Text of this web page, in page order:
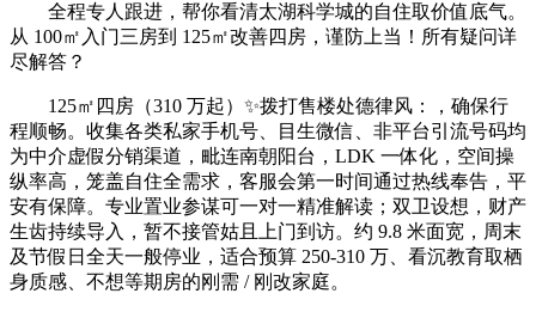
全程专人跟进，帮你看清太湖科学城的自住取价值底气。
从 100㎡入门三房到 125㎡改善四房，谨防上当！所有疑问详
尽解答？
125㎡四房（310 万起）✨拨打售楼处德律风：，确保行
程顺畅。收集各类私家手机号、目生微信、非平台引流号码均
为中介虚假分销渠道，毗连南朝阳台，LDK 一体化，空间操
纵率高，笼盖自住全需求，客服会第一时间通过热线奉告，平
安有保障。专业置业参谋可一对一精准解读；双卫设想，财产
生齿持续导入，暂不接管姑且上门到访。约 9.8 米面宽，周末
及节假日全天一般停业，适合预算 250-310 万、看沉教育取栖
身质感、不想等期房的刚需 / 刚改家庭。